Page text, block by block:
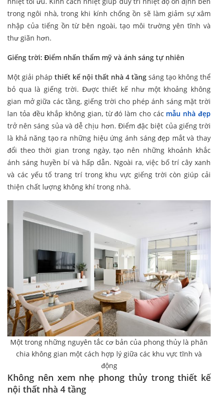
trong ngôi nhà, trong khi kính chống ồn sẽ làm giảm sự xâm
nhập của tiếng ồn từ bên ngoài, tạo môi trường yên tĩnh và
thư giãn hơn.
Giếng trời: Điểm nhấn thẩm mỹ và ánh sáng tự nhiên
Một giải pháp thiết kế nội thất nhà 4 tầng sáng tạo không thể
bỏ qua là giếng trời. Được thiết kế như một khoảng không
gian mở giữa các tầng, giếng trời cho phép ánh sáng mặt trời
lan tỏa đều khắp không gian, từ đó làm cho các mẫu nhà đẹp
trở nên sáng sủa và dễ chịu hơn. Điểm đặc biệt của giếng trời
là khả năng tạo ra những hiệu ứng ánh sáng đẹp mắt và thay
đổi theo thời gian trong ngày, tạo nên những khoảnh khắc
ánh sáng huyền bí và hấp dẫn. Ngoài ra, việc bố trí cây xanh
và các yếu tố trang trí trong khu vực giếng trời còn giúp cải
thiện chất lượng không khí trong nhà.
Một trong những nguyên tắc cơ bản của phong thủy là phân
chia không gian một cách hợp lý giữa các khu vực tĩnh và
động
Không nên xem nhẹ phong thủy trong thiết kế
nội thất nhà 4 tầng